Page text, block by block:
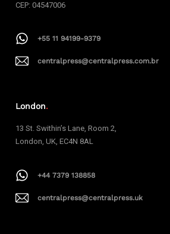
CEP: 04547006
+55 11 94199-9379
centralpress@centralpress.com.br
London.
13 St. Swithin’s Lane, Room 2,
London, UK, EC4N 8AL
+44 7379 138858
centralpress@centralpress.uk